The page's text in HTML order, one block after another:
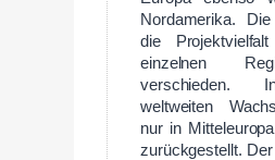
Nordamerika.
die
einzelnen
verschieden.
weltweiten
nur in
zurückgestellt.